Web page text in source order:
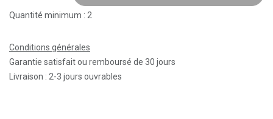
Quantité minimum : 2
Conditions générales
Garantie satisfait ou remboursé de 30 jours
Livraison : 2-3 jours ouvrables